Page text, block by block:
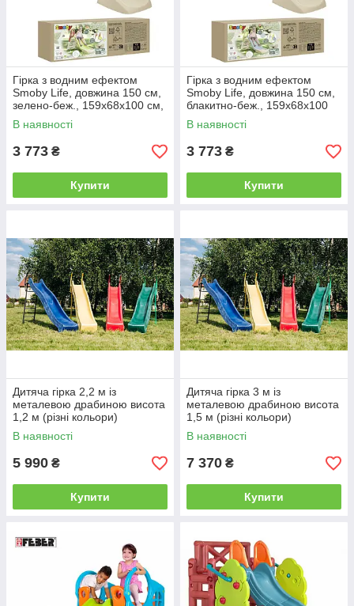
Гірка з водним ефектом
Smoby Life, довжина 150 см,
зелено-беж., 159x68x100 см,
2+
В наявності
3 773 ₴
Купити
Гірка з водним ефектом
Smoby Life, довжина 150 см,
блакитно-беж., 159x68x100
см, 2+
В наявності
3 773 ₴
Купити
Дитяча гірка 2,2 м із
металевою драбиною висота
1,2 м (різні кольори)
В наявності
5 990 ₴
Купити
Дитяча гірка 3 м із
металевою драбиною висота
1,5 м (різні кольори)
В наявності
7 370 ₴
Купити